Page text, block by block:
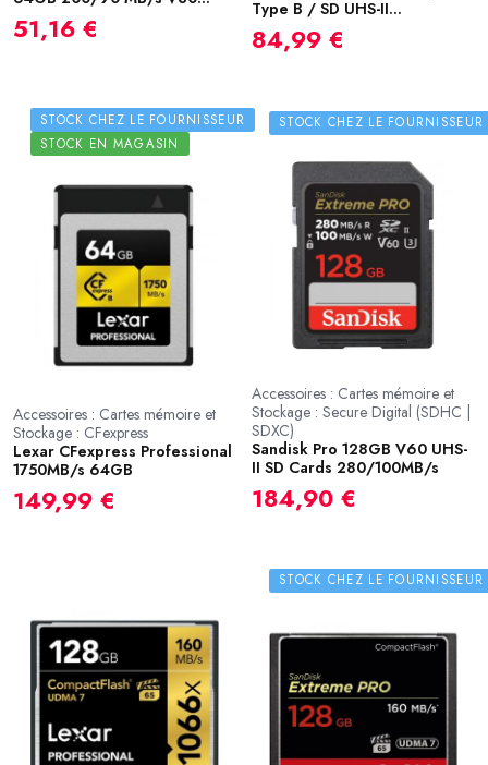
51,16 €
Type B / SD UHS-II...
84,99 €
STOCK CHEZ LE FOURNISSEUR
STOCK EN MAGASIN
Accessoires : Cartes mémoire et
Stockage : CFexpress
Lexar CFexpress Professional
1750MB/s 64GB
149,99 €
STOCK CHEZ LE FOURNISSEUR
Accessoires : Cartes mémoire et
Stockage : Secure Digital (SDHC |
SDXC)
Sandisk Pro 128GB V60 UHS-
II SD Cards 280/100MB/s
184,90 €
STOCK CHEZ LE FOURNISSEUR